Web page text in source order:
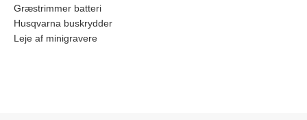
Græstrimmer batteri
Husqvarna buskrydder
Leje af minigravere